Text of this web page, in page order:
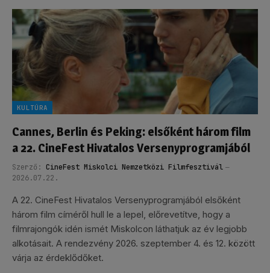
KULTÚRA
Cannes, Berlin és Peking: elsőként három film
a 22. CineFest Hivatalos Versenyprogramjából
Szerző: CineFest Miskolci Nemzetközi Filmfesztivál
2026.07.22.
A 22. CineFest Hivatalos Versenyprogramjából elsőként
három film címéről hull le a lepel, előrevetítve, hogy a
filmrajongók idén ismét Miskolcon láthatjuk az év legjobb
alkotásait. A rendezvény 2026. szeptember 4. és 12. között
várja az érdeklődőket.